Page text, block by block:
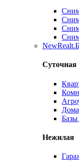
New
Суточная
Нежилая